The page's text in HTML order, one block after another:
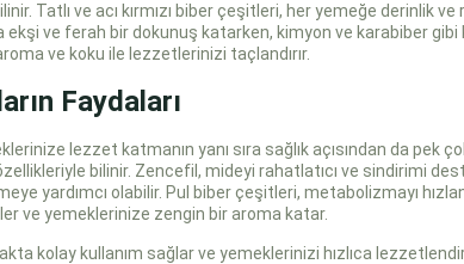
Tatlı ve acı kırmızı biber çeşitleri, her yemeğe
ekşi ve ferah bir dokunuş katarken, kimyon ve karabiber
ve koku ile lezzetlerinizi taçlandırır.
Faydaları
lezzet katmanın yanı sıra sağlık açısından da
bilinir. Zencefil, mideyi rahatlatıcı ve sindirimi
yardımcı olabilir. Pul biber çeşitleri, metabolizmayı
ve yemeklerinize zengin bir aroma katar.
kolay kullanım sağlar ve yemeklerinizi hızlıca